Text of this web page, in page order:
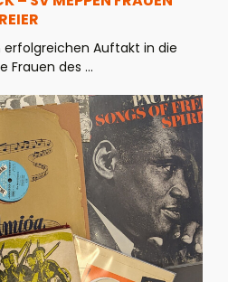
Auftakt in die
Frauen des ...